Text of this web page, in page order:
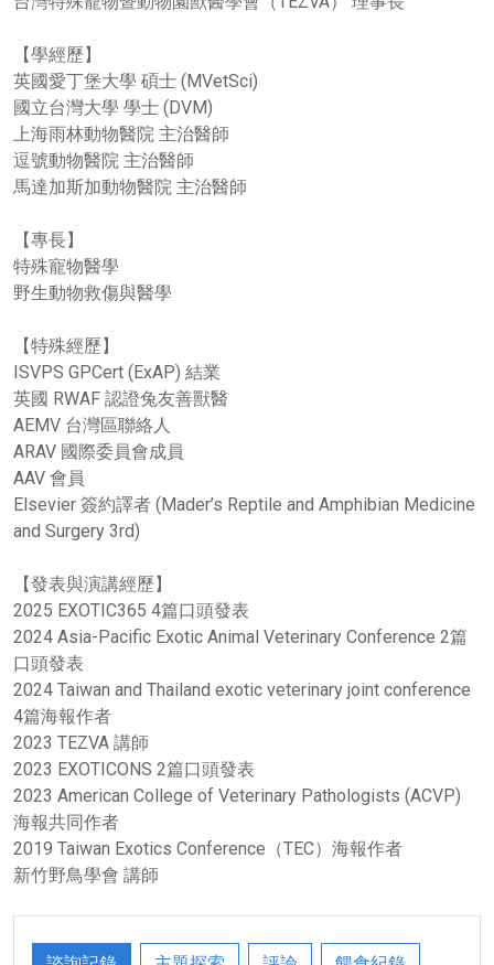
【學經歷】
英國愛丁堡大學 碩士 (MVetSci)
國立台灣大學 學士 (DVM)
上海雨林動物醫院 主治醫師
逗號動物醫院 主治醫師
馬達加斯加動物醫院 主治醫師
【專長】
特殊寵物醫學
野生動物救傷與醫學
【特殊經歷】
ISVPS GPCert (ExAP) 結業
英國 RWAF 認證兔友善獸醫
AEMV 台灣區聯絡人
ARAV 國際委員會成員
AAV 會員
Elsevier 簽約譯者 (Mader’s Reptile and Amphibian Medicine
and Surgery 3rd)
【發表與演講經歷】
2025 EXOTIC365 4篇口頭發表
2024 Asia-Pacific Exotic Animal Veterinary Conference 2篇
口頭發表
2024 Taiwan and Thailand exotic veterinary joint conference
4篇海報作者
2023 TEZVA 講師
2023 EXOTICONS 2篇口頭發表
2023 American College of Veterinary Pathologists (ACVP)
海報共同作者
2019 Taiwan Exotics Conference（TEC）海報作者
新竹野鳥學會 講師